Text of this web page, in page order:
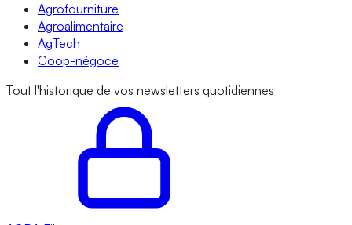
Agrofourniture
Agroalimentaire
AgTech
Coop-négoce
Tout l'historique de vos newsletters quotidiennes